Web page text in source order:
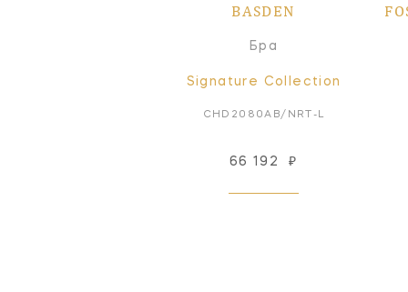
BASDEN
Бра
Signature Collection
CHD2080AB/NRT-L
66 192 ₽